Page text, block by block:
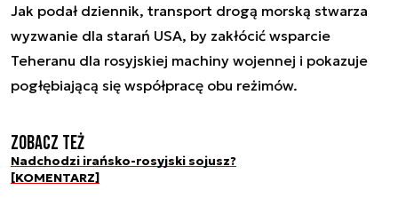
Jak podał dziennik, transport drogą morską stwarza
wyzwanie dla starań USA, by zakłócić wsparcie
Teheranu dla rosyjskiej machiny wojennej i pokazuje
pogłębiającą się współpracę obu reżimów.
Zobacz też
Nadchodzi irańsko-rosyjski sojusz?
[KOMENTARZ]